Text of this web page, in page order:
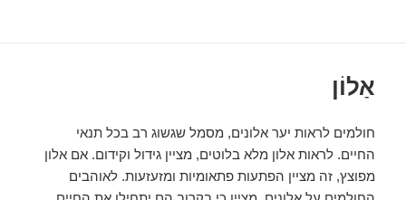
אַלוֹן
חולמים לראות יער אלונים, מסמל שגשוג רב בכל תנאי
החיים. לראות אלון מלא בלוטים, מציין גידול וקידום. אם אלון
מפוצץ, זה מציין הפתעות פתאומיות ומזעזעות. לאוהבים